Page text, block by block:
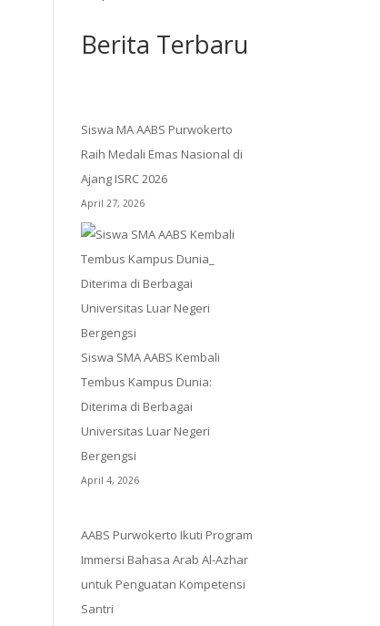
Berita Terbaru
Siswa MA AABS Purwokerto
Raih Medali Emas Nasional di
Ajang ISRC 2026
April 27, 2026
Siswa SMA AABS Kembali
Tembus Kampus Dunia:
Diterima di Berbagai
Universitas Luar Negeri
Bergengsi
April 4, 2026
AABS Purwokerto Ikuti Program
Immersi Bahasa Arab Al-Azhar
untuk Penguatan Kompetensi
Santri